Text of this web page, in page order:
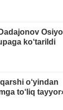
Osiyo
ko‘tarildi
o‘yindan
to‘liq